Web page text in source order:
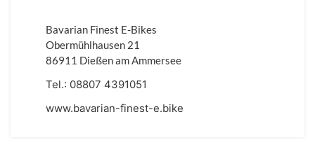
Bavarian Finest E-Bikes
Obermühlhausen 21
86911 Dießen am Ammersee
Tel.: 08807 4391051
www.bavarian-finest-e.bike